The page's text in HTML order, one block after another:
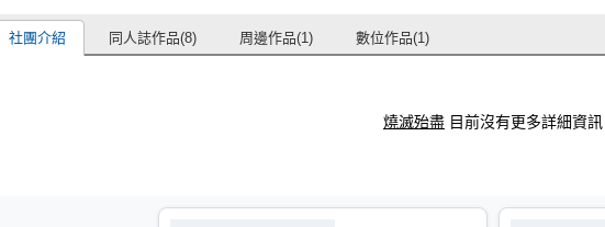
社團介紹 同人誌作品(8) 周邊作品(1) 數位作品(1)
燒滅殆盡 目前沒有更多詳細資訊